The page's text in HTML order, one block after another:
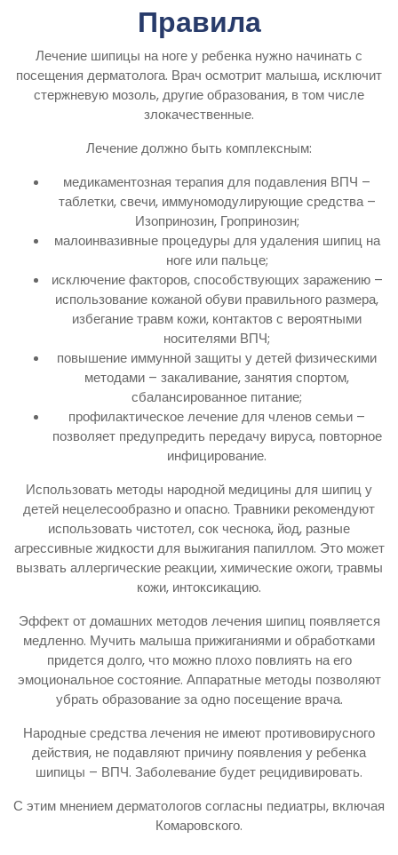
Правила
Лечение шипицы на ноге у ребенка нужно начинать с
посещения дерматолога. Врач осмотрит малыша, исключит
стержневую мозоль, другие образования, в том числе
злокачественные.
Лечение должно быть комплексным:
медикаментозная терапия для подавления ВПЧ –
таблетки, свечи, иммуномодулирующие средства –
Изопринозин, Гропринозин;
малоинвазивные процедуры для удаления шипиц на
ноге или пальце;
исключение факторов, способствующих заражению –
использование кожаной обуви правильного размера,
избегание травм кожи, контактов с вероятными
носителями ВПЧ;
повышение иммунной защиты у детей физическими
методами – закаливание, занятия спортом,
сбалансированное питание;
профилактическое лечение для членов семьи –
позволяет предупредить передачу вируса, повторное
инфицирование.
Использовать методы народной медицины для шипиц у
детей нецелесообразно и опасно. Травники рекомендуют
использовать чистотел, сок чеснока, йод, разные
агрессивные жидкости для выжигания папиллом. Это может
вызвать аллергические реакции, химические ожоги, травмы
кожи, интоксикацию.
Эффект от домашних методов лечения шипиц появляется
медленно. Мучить малыша прижиганиями и обработками
придется долго, что можно плохо повлиять на его
эмоциональное состояние. Аппаратные методы позволяют
убрать образование за одно посещение врача.
Народные средства лечения не имеют противовирусного
действия, не подавляют причину появления у ребенка
шипицы – ВПЧ. Заболевание будет рецидивировать.
С этим мнением дерматологов согласны педиатры, включая
Комаровского.